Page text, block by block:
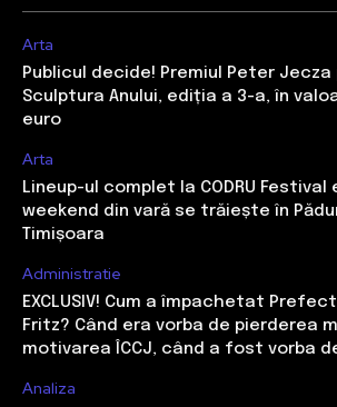
Arta
Publicul decide! Premiul Peter Jecza
Sculptura Anului, ediția a 3-a, în
euro
Arta
Lineup-ul complet la CODRU Festival
weekend din vară se trăiește în
Timișoara
Administratie
EXCLUSIV! Cum a împachetat
Fritz? Când era vorba de pierderea
motivarea ÎCCJ, când a fost vorba de
Analiza